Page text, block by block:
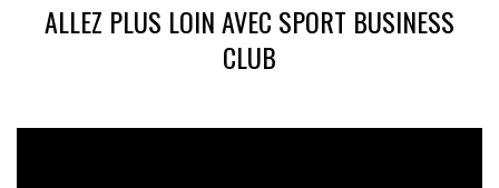
ALLEZ PLUS LOIN AVEC SPORT BUSINESS
CLUB